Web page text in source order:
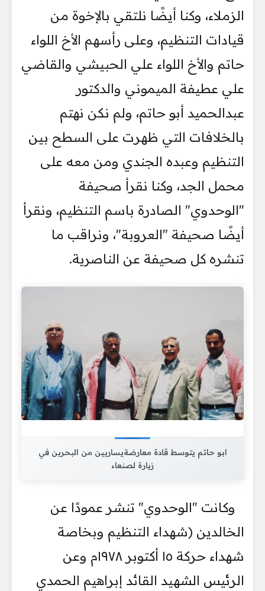
الزملاء، وكنا أيضًا نلتقي بالإخوة من
قيادات التنظيم، وعلى رأسهم الأخ اللواء
حاتم والأخ اللواء علي الحبيشي والقاضي
علي عطيفة الميموني والدكتور
عبدالحميد أبو حاتم، ولم نكن نهتم
بالخلافات التي ظهرت على السطح بين
التنظيم وعبده الجندي ومن معه على
محمل الجد، وكنا نقرأ صحيفة
"الوحدوي" الصادرة باسم التنظيم، ونقرأ
أيضًا صحيفة "العروبة"، ونراقب ما
تنشره كل صحيفة عن الناصرية.
ابو حاتم يتوسط قادة معارضةيساريين من البحرين في
زيارة لصنعاء
وكانت "الوحدوي" تنشر عمودًا عن
الخالدين (شهداء التنظيم وبخاصة
شهداء حركة ١٥ أكتوبر ١٩٧٨م وعن
الرئيس الشهيد القائد إبراهيم الحمدي